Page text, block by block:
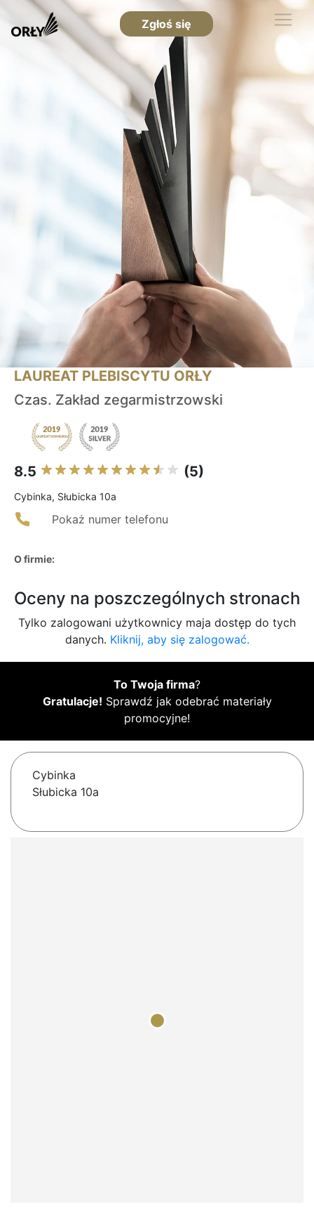
Zgłoś się
LAUREAT PLEBISCYTU ORŁY
Czas. Zakład zegarmistrzowski
8.5 (5)
Cybinka, Słubicka 10a
Pokaż numer telefonu
O firmie:
Oceny na poszczególnych stronach
Tylko zalogowani użytkownicy maja dostęp do tych
danych. Kliknij, aby się zalogować.
To Twoja firma?
Gratulacje! Sprawdź jak odebrać materiały
promocyjne!
Cybinka
Słubicka 10a